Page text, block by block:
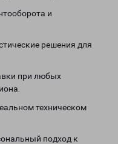
и
решения для
при любых
техническом
подход к